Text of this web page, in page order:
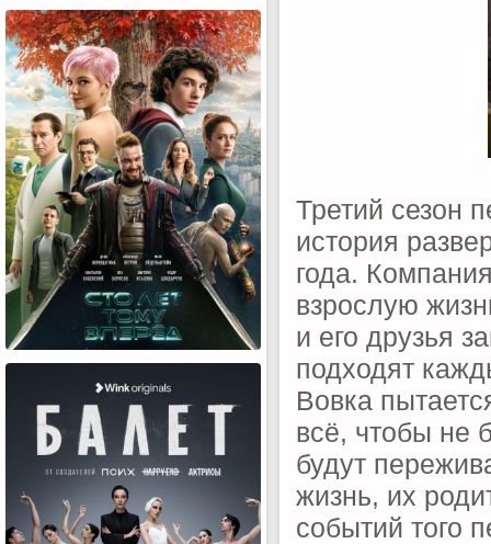
Третий сезон
история
года.
взрослую
и его друзья
подходят
Вовка
всё, чтобы не
будут
жизнь, их
событий того